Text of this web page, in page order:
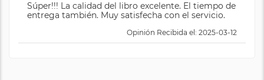
Súper!!! La calidad del libro excelente. El tiempo de
entrega también. Muy satisfecha con el servicio.
Opinión Recibida el: 2025-03-12